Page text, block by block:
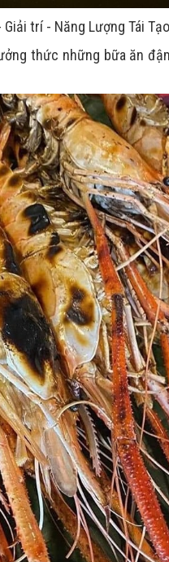
trí - Năng Lượng Tái Tạo
thức những bữa ăn